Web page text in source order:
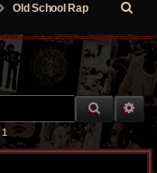
Old School Rap
e
h
r
1